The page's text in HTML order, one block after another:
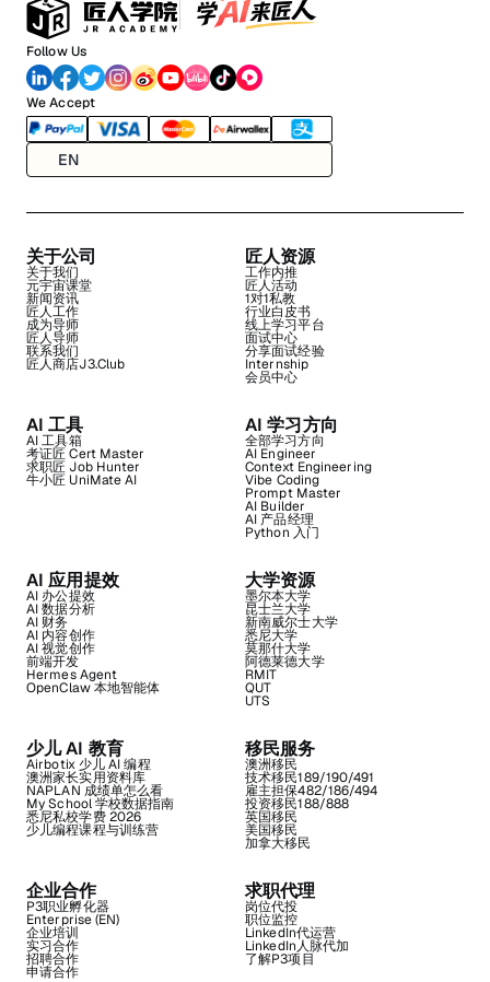
Follow Us
We Accept
EN
关于公司
关于我们
元宇宙课堂
新闻资讯
匠人工作
成为导师
匠人导师
联系我们
匠人商店J3.Club
匠人资源
工作内推
匠人活动
1对1私教
行业白皮书
线上学习平台
面试中心
分享面试经验
Internship
会员中心
AI 工具
AI 工具箱
考证匠 Cert Master
求职匠 Job Hunter
牛小匠 UniMate AI
AI 学习方向
全部学习方向
AI Engineer
Context Engineering
Vibe Coding
Prompt Master
AI Builder
AI 产品经理
Python 入门
AI 应用提效
AI 办公提效
AI 数据分析
AI 财务
AI 内容创作
AI 视觉创作
前端开发
Hermes Agent
OpenClaw 本地智能体
大学资源
墨尔本大学
昆士兰大学
新南威尔士大学
悉尼大学
莫那什大学
阿德莱德大学
RMIT
QUT
UTS
少儿 AI 教育
Airbotix 少儿 AI 编程
澳洲家长实用资料库
NAPLAN 成绩单怎么看
My School 学校数据指南
悉尼私校学费 2026
少儿编程课程与训练营
移民服务
澳洲移民
技术移民189/190/491
雇主担保482/186/494
投资移民188/888
英国移民
美国移民
加拿大移民
企业合作
P3职业孵化器
Enterprise (EN)
企业培训
实习合作
招聘合作
申请合作
求职代理
岗位代投
职位监控
LinkedIn代运营
LinkedIn人脉代加
了解P3项目